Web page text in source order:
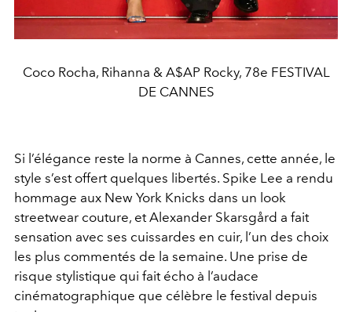
Coco Rocha, Rihanna & A$AP Rocky, 78e FESTIVAL
DE CANNES
Si l’élégance reste la norme à Cannes, cette année, le
style s’est offert quelques libertés. Spike Lee a rendu
hommage aux New York Knicks dans un look
streetwear couture, et Alexander Skarsgård a fait
sensation avec ses cuissardes en cuir, l’un des choix
les plus commentés de la semaine. Une prise de
risque stylistique qui fait écho à l’audace
cinématographique que célèbre le festival depuis